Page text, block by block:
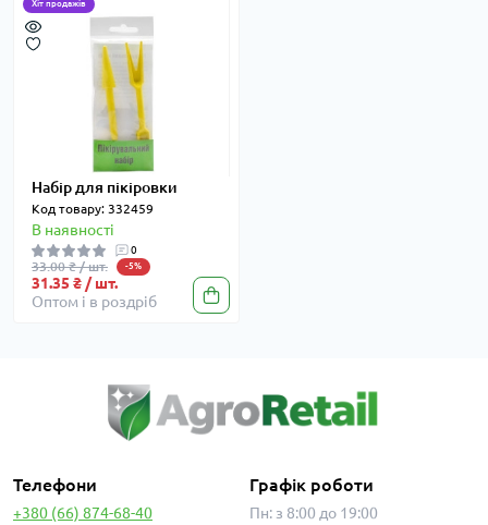
Хіт продажів
Набір для пікіровки
Код товару: 332459
В наявності
0
33.00 ₴ / шт. -5%
31.35 ₴ / шт.
Оптом і в роздріб
Телефони
+380 (66) 874-68-40
Графік роботи
Пн: з 8:00 до 19:00